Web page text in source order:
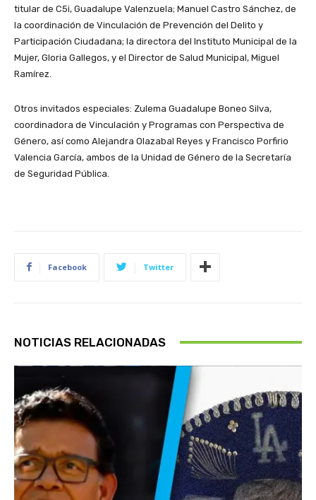
titular de C5i, Guadalupe Valenzuela; Manuel Castro Sánchez, de
la coordinación de Vinculación de Prevención del Delito y
Participación Ciudadana; la directora del Instituto Municipal de la
Mujer, Gloria Gallegos, y el Director de Salud Municipal, Miguel
Ramírez.
Otros invitados especiales: Zulema Guadalupe Boneo Silva,
coordinadora de Vinculación y Programas con Perspectiva de
Género, así como Alejandra Olazabal Reyes y Francisco Porfirio
Valencia García, ambos de la Unidad de Género de la Secretaría
de Seguridad Pública.
Facebook Twitter
NOTICIAS RELACIONADAS